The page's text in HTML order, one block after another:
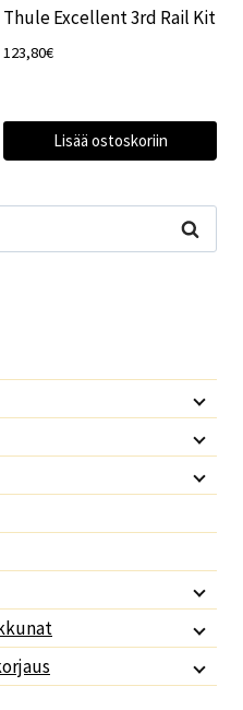
Thule Excellent 3rd Rail Kit
123,80€
Lisää ostoskoriin
Haku